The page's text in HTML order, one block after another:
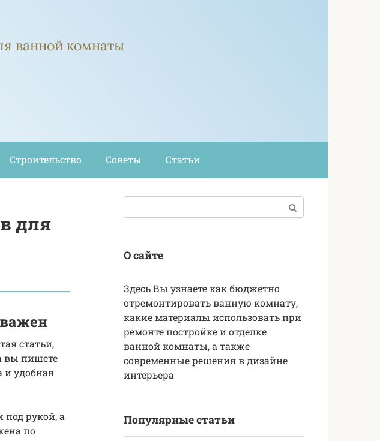
ванной комнаты
Строительство Советы Статьи
для
статьи,
вы пишете
и удобная
рукой, а
по
О сайте
Здесь Вы узнаете как бюджетно
отремонтировать ванную комнату,
какие материалы использовать при
ремонте постройке и отделке
ванной комнаты, а также
современные решения в дизайне
интерьера
Популярные статьи